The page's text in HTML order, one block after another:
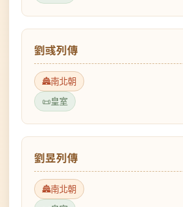
劉彧列傳
南北朝
皇室
劉昱列傳
南北朝
皇室